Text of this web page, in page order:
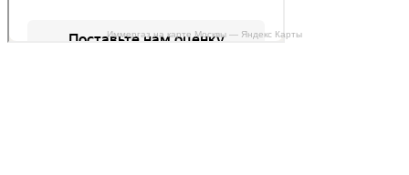
Иммергаз на карте Москвы — Яндекс Карты